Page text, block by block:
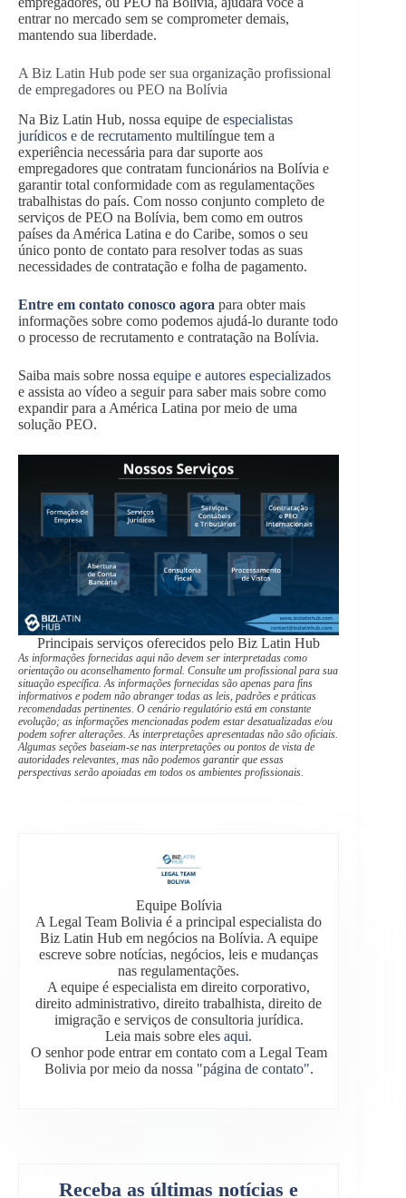
entrar no mercado sem se comprometer demais,
mantendo sua liberdade.
A Biz Latin Hub pode ser sua organização profissional
de empregadores ou PEO na Bolívia
Na Biz Latin Hub, nossa equipe de especialistas
jurídicos e de recrutamento multilíngue tem a
experiência necessária para dar suporte aos
empregadores que contratam funcionários na Bolívia e
garantir total conformidade com as regulamentações
trabalhistas do país. Com nosso conjunto completo de
serviços de PEO na Bolívia, bem como em outros
países da América Latina e do Caribe, somos o seu
único ponto de contato para resolver todas as suas
necessidades de contratação e folha de pagamento.
Entre em contato conosco agora para obter mais
informações sobre como podemos ajudá-lo durante todo
o processo de recrutamento e contratação na Bolívia.
Saiba mais sobre nossa equipe e autores especializados
e assista ao vídeo a seguir para saber mais sobre como
expandir para a América Latina por meio de uma
solução PEO.
Principais serviços oferecidos pelo Biz Latin Hub
As informações fornecidas aqui não devem ser interpretadas como
orientação ou aconselhamento formal. Consulte um profissional para sua
situação específica. As informações fornecidas são apenas para fins
informativos e podem não abranger todas as leis, padrões e práticas
recomendadas pertinentes. O cenário regulatório está em constante
evolução; as informações mencionadas podem estar desatualizadas e/ou
podem sofrer alterações. As interpretações apresentadas não são oficiais.
Algumas seções baseiam-se nas interpretações ou pontos de vista de
autoridades relevantes, mas não podemos garantir que essas
perspectivas serão apoiadas em todos os ambientes profissionais.
Equipe Bolívia
A Legal Team Bolivia é a principal especialista do
Biz Latin Hub em negócios na Bolívia. A equipe
escreve sobre notícias, negócios, leis e mudanças
nas regulamentações.
A equipe é especialista em direito corporativo,
direito administrativo, direito trabalhista, direito de
imigração e serviços de consultoria jurídica.
Leia mais sobre elesaqui.
O senhor pode entrar em contato com a Legal Team
Bolivia por meio da nossa "página de contato".
Receba as últimas notícias e